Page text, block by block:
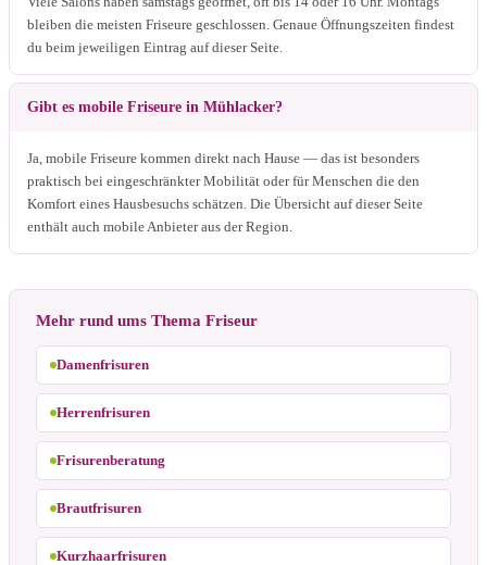
bleiben die meisten Friseure geschlossen. Genaue Öffnungszeiten findest
du beim jeweiligen Eintrag auf dieser Seite.
Gibt es mobile Friseure in Mühlacker?
Ja, mobile Friseure kommen direkt nach Hause — das ist besonders
praktisch bei eingeschränkter Mobilität oder für Menschen die den
Komfort eines Hausbesuchs schätzen. Die Übersicht auf dieser Seite
enthält auch mobile Anbieter aus der Region.
Mehr rund ums Thema Friseur
Damenfrisuren
Herrenfrisuren
Frisurenberatung
Brautfrisuren
Kurzhaarfrisuren